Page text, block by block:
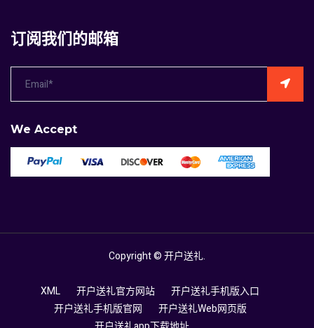
订阅我们的邮箱
We Accept
Copyright ©开户送礼.
XML 开户送礼官方网站
开户送礼手机版入口
开户送礼手机版官网
开户送礼Web网页版